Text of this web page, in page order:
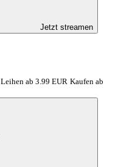
Jetzt streamen
Leihen ab 3.99 EUR Kaufen ab